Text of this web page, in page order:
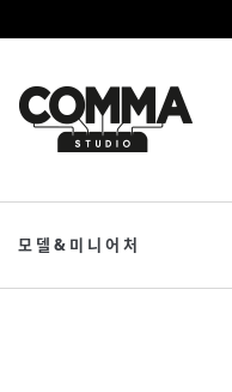
모델&미니어처